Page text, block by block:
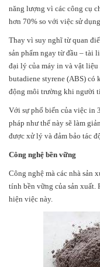
năng lượng vì các công cụ
hơn 70% so với việc sử
Thay vì suy nghĩ từ quan
sản phẩm ngay từ đầu – tài
đại lý của máy in và vật
butadiene styrene (ABS) có
động môi trường khi người
Với sự phổ biến của việc in
pháp như thế này sẽ làm
được xử lý và đảm bảo tác
Công nghệ bền vững
Công nghệ mà các nhà sản
tính bền vững của sản xuất.
hiện việc này.